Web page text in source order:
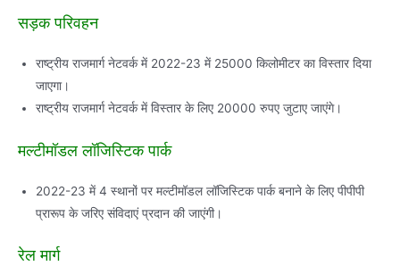
सड़क परिवहन
राष्ट्रीय राजमार्ग नेटवर्क में 2022-23 में 25000 किलोमीटर का विस्तार दिया
जाएगा।
राष्ट्रीय राजमार्ग नेटवर्क में विस्तार के लिए 20000 रुपए जुटाए जाएंगे।
मल्टीमॉडल लॉजिस्टिक पार्क
2022-23 में 4 स्थानों पर मल्टीमॉडल लॉजिस्टिक पार्क बनाने के लिए पीपीपी
प्रारूप के जरिए संविदाएं प्रदान की जाएंगी।
रेल मार्ग